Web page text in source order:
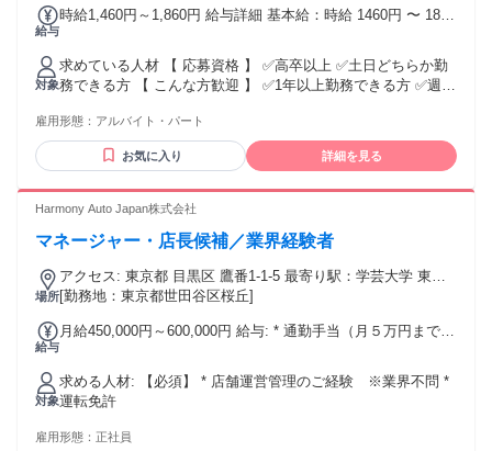
給与
時給1,460円～1,860円 給与詳細 基本給：時給 1460円 〜 1860
対象
求めている人材 【 応募資格 】 ✅高卒以上 ✅土日どちらか勤
務できる方 【 こんな方歓迎 】 ✅1年以上勤務できる方 ✅週
方にピッタリです！ ～～ ・人と関わることが好き ・接客販
売の仕事に興味がある ・丁寧な接客行いたい ・料理や可愛い
調理器具が好き ・サーモス製品を愛用している ～ 様々な働
・長期勤務歓迎 ブランクがあるけれど 落ち着いた環境で 丁
┏━━━━━━━━━━━━━━━━━━┓ ┃ ⚡こんな経験
━━━━━━━━━┛ キッチン雑貨、キッチングッズ、アパ
レル、 ファッション、料理、料理雑貨、 アウトドア、アウト
ドアグッズに 興味がある方にもピッタリ！ 風通しのいい関係
性の職場なので、 あなたもスグに馴染んで頂けると思いま
飛び込んできてください！ 雇用形態に関係なく、正社員・派
遣社員、 契約社員、パート・アルバイトなどで カフェスタッ
シスタント・ オフィスワーク勤務などの経験がある方は 歓迎
雇用形態： アルバイト・パート
お気に入り 詳細を見る
Harmony Auto Japan株式会社
マネージャー・店長候補／業界経験者
場所
アクセス: 東京都 目黒区 鷹番1-1-5 最寄り駅：学芸大学 東京
都世田谷区桜丘5-31-10 最寄り駅：千歳船橋駅
[勤務地：東京都世田谷区桜丘]
給与
月給450,000円～600,000円 給与: * 通勤手当（月５万円まで支
対象
求める人材: 【必須】 * 店舗運営管理のご経験 ※業界不問 *
運転免許
雇用形態： 正社員